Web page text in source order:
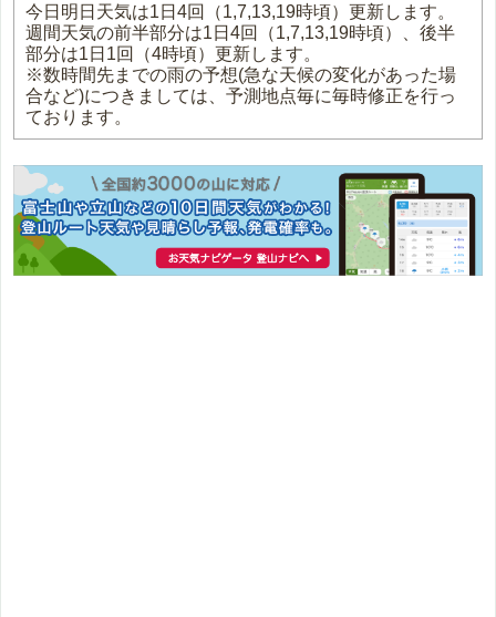
今日明日天気は1日4回（1,7,13,19時頃）更新します。
週間天気の前半部分は1日4回（1,7,13,19時頃）、後半
部分は1日1回（4時頃）更新します。
※数時間先までの雨の予想(急な天候の変化があった場
合など)につきましては、予測地点毎に毎時修正を行っ
ております。